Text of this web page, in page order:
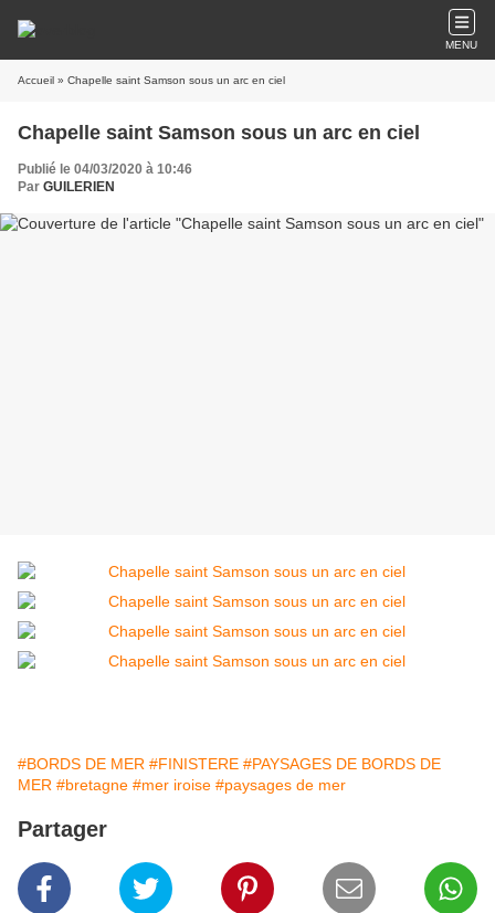
MENU
Accueil » Chapelle saint Samson sous un arc en ciel
Chapelle saint Samson sous un arc en ciel
Publié le 04/03/2020 à 10:46
Par GUILERIEN
#BORDS DE MER #FINISTERE #PAYSAGES DE BORDS DE
MER #bretagne #mer iroise #paysages de mer
Partager